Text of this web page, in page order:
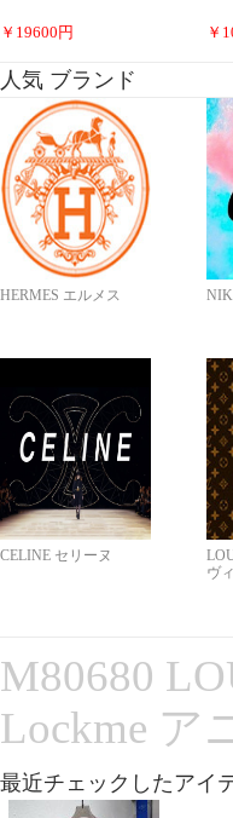
￥ 19600 円 ￥
人気 ブランド
HERMES エルメス
CELINE セリーヌ
ヴ
M80680
Lockme ア
最近チェックしたアイ